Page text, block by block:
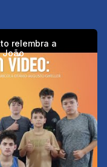
relembra a
João